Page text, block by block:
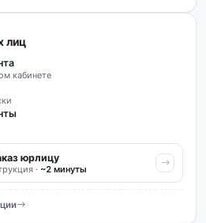
лиц
кабинете
юрлицу
· ~2 минуты